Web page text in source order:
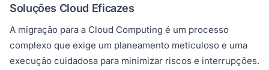
Soluções Cloud Eficazes
A migração para a Cloud Computing é um processo
complexo que exige um planeamento meticuloso e uma
execução cuidadosa para minimizar riscos e interrupções.